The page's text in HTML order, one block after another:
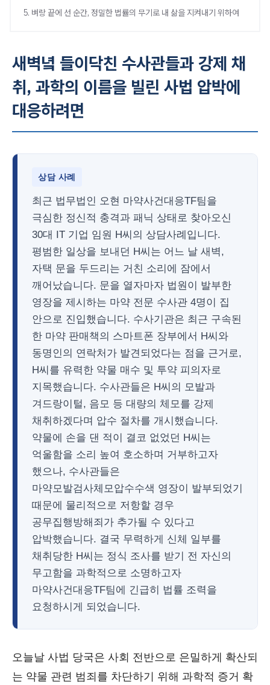
5. 벼랑 끝에 선 순간, 정밀한 법률의 무기로 내 삶을 지켜내기 위하여
새벽녘 들이닥친 수사관들과 강제 채
취, 과학의 이름을 빌린 사법 압박에
대응하려면
상담 사례
최근 법무법인 오현 마약사건대응TF팀을
극심한 정신적 충격과 패닉 상태로 찾아오신
30대 IT 기업 임원 H씨의 상담사례입니다.
평범한 일상을 보내던 H씨는 어느 날 새벽,
자택 문을 두드리는 거친 소리에 잠에서
깨어났습니다. 문을 열자마자 법원이 발부한
영장을 제시하는 마약 전문 수사관 4명이 집
안으로 진입했습니다. 수사기관은 최근 구속된
한 마약 판매책의 스마트폰 장부에서 H씨와
동명인의 연락처가 발견되었다는 점을 근거로,
H씨를 유력한 약물 매수 및 투약 피의자로
지목했습니다. 수사관들은 H씨의 모발과
겨드랑이털, 음모 등 대량의 체모를 강제
채취하겠다며 압수 절차를 개시했습니다.
약물에 손을 댄 적이 결코 없었던 H씨는
억울함을 소리 높여 호소하며 거부하고자
했으나, 수사관들은
마약모발검사체모압수수색 영장이 발부되었기
때문에 물리적으로 저항할 경우
공무집행방해죄가 추가될 수 있다고
압박했습니다. 결국 무력하게 신체 일부를
채취당한 H씨는 정식 조사를 받기 전 자신의
무고함을 과학적으로 소명하고자
마약사건대응TF팀에 긴급히 법률 조력을
요청하시게 되었습니다.
오늘날 사법 당국은 사회 전반으로 은밀하게 확산되
는 약물 관련 범죄를 차단하기 위해 과학적 증거 확